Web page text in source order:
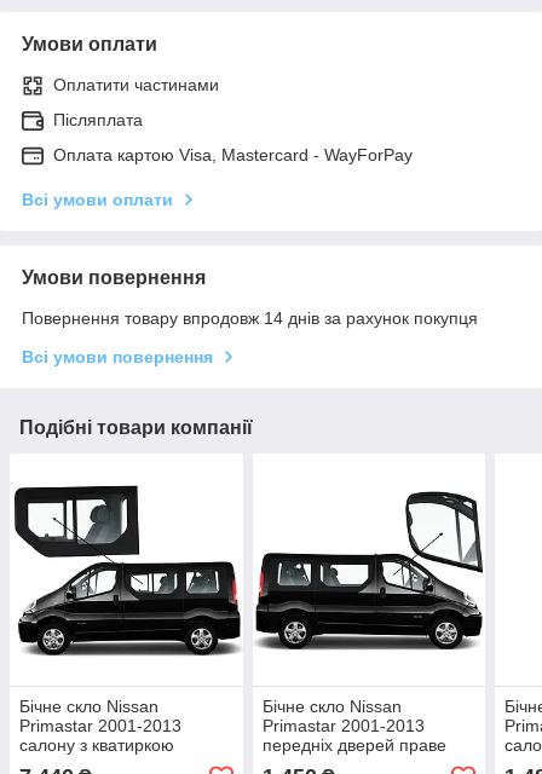
Умови оплати
Оплатити частинами
Післяплата
Оплата картою Visa, Mastercard - WayForPay
Всі умови оплати
Умови повернення
Повернення товару впродовж 14 днів за рахунок покупця
Всі умови повернення
Подібні товари компанії
Бічне скло Nissan
Primastar 2001-2013
салону з кватиркою
переднє ліве
Бічне скло Nissan
Primastar 2001-2013
передніх дверей праве
база